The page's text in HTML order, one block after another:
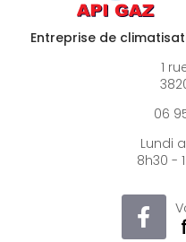
Entreprise de
1
06
Lundi
8h30 -